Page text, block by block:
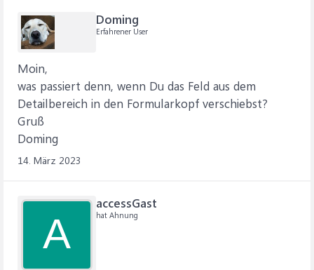
Doming
Erfahrener User
Moin,
was passiert denn, wenn Du das Feld aus dem
Detailbereich in den Formularkopf verschiebst?
Gruß
Doming
14. März 2023
A
accessGast
hat Ahnung